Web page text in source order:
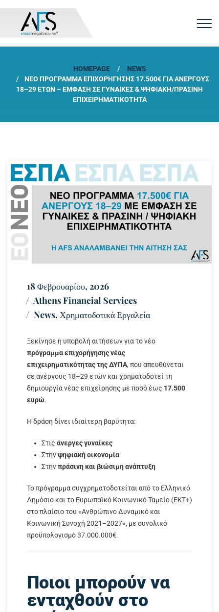
HOMEPAGE
NEWS
ΝΈΟ ΠΡΌΓΡΑΜΜΑ ΕΠΙΧΟΡΉΓΗΣΗΣ 17.500€ ΓΙΑ ΑΝΈΡΓΟΥΣ
18–29 ΕΤΏΝ – ΈΜΦΑΣΗ ΣΕ ΓΥΝΑΊΚΕΣ & ΨΗΦΙΑΚΉ/ΠΡΆΣΙΝΗ
ΕΠΙΧΕΙΡΗΜΑΤΙΚΌΤΗΤΑ
18 Φεβρουαρίου, 2026
Athens Financial Services
News, Χρηματοδοτικά Εργαλεία
Ξεκίνησε η υποβολή αιτήσεων για το νέο
πρόγραμμα επιχορήγησης νέας
επιχειρηματικότητας της ΔΥΠΑ, που απευθύνεται
σε ανέργους 18–29 ετών και χρηματοδοτεί τη
δημιουργία νέας επιχείρησης με ποσό έως 17.500
ευρώ.
Η δράση δίνει ιδιαίτερη βαρύτητα:
Στις άνεργες γυναίκες
Στηνψηφιακή οικονομία
Στηνπράσινη και βιώσιμη ανάπτυξη
Το πρόγραμμα συγχρηματοδοτείται από το Ελληνικό
Δημόσιο και το Ευρωπαϊκό Κοινωνικό Ταμείο (ΕΚΤ+)
στο πλαίσιο του «Ανθρώπινο Δυναμικό και
Κοινωνική Συνοχή 2021–2027», με συνολικό
προϋπολογισμό 37.000.000€.
Ποιοι μπορούν να
ενταχθούν στο